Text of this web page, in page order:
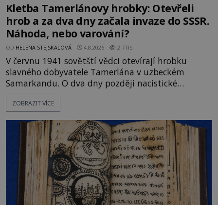
Kletba Tamerlánovy hrobky: Otevřeli
hrob a za dva dny začala invaze do SSSR.
Náhoda, nebo varování?
OD HELENA STEJSKALOVÁ 4.8.2026 2.7TIS
V červnu 1941 sovětští vědci otevírají hrobku
slavného dobyvatele Tamerlána v uzbeckém
Samarkandu. O dva dny později nacistické
Německo zahajuje operaci Barbarossa a napadá
Sovětský svaz. Shoda dat je natolik zarážející, že se
na legendě něco pravdy, nebo jde jen o fascinující
souhru okolností? Když antropolog Michail
Gerasimov (1907-1970) a
ZOBRAZIT VÍCE